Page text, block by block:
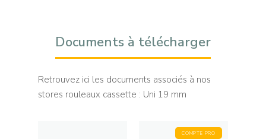
Documents à télécharger
Retrouvez ici les documents associés à nos
stores rouleaux cassette : Uni 19 mm
COMPTE PRO